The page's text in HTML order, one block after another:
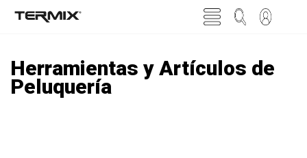
Herramientas y Artículos de
Peluquería